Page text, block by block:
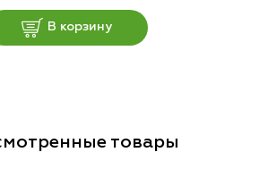
В корзину
товары